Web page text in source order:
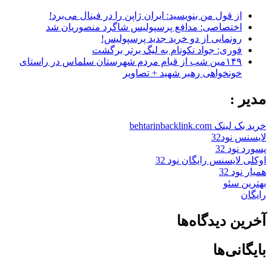
از قول من بنویسید: ایران ژاپن را در فینال می‌برد!
اختصاصی: مدافع پرسپولیس شاگرد منصوریان شد
رونمایی از دو خرید جدید پرسپولیس!
فوری: جواد نکونام به لیگ برتر برگشت
۱۴۹مین شب از قیام مردم شهرستان سلماس در راستای
خونخواهی رهبر شهید + تصاویر
مدیر :
خرید بک لینک behtarinbacklink.com
لایسنس نود32
پسورد نود 32
اوکلی لایسنس رایگان نود 32
همیار نود 32
بهترین سئو
رایگان
آخرین دیدگاه‌ها
بایگانی‌ها